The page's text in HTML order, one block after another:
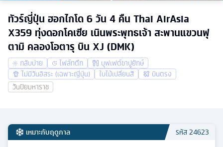
ทัวร์ญี่ปุ่น ฮอกไกโด 6 วัน 4 คืน Thai AirAsia
X359 ทุ่งดอกโคเซีย เนินพระพุทธเจ้า สะพานแขวนฟุ
ตามิ คลองโอตารุ บิน XJ (DMK)
กลับบ่าย ไฟล์ทดึก
บุฟเฟต์ขาปูยักษ์
ไม่มีวันอิสระ (เฉพาะญี่ปุ่น)
ใบไม้เปลี่ยนสี
บินตรง
วันปิยมหาราช
เหมาะกับฤดูกาล รหัส24623